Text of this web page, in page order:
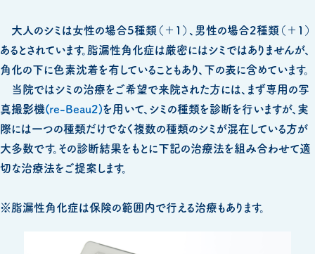
大人のシミは女性の場合5種類（＋1）、男性の場合2種類（＋1）
あるとされています。脂漏性角化症は厳密にはシミではありませんが、
角化の下に色素沈着を有していることもあり、下の表に含めています。
当院ではシミの治療をご希望で来院された方には、まず専用の写
真撮影機(re-Beau2)を用いて、シミの種類を診断を行いますが、実
際には一つの種類だけでなく複数の種類のシミが混在している方が
大多数です。その診断結果をもとに下記の治療法を組み合わせて適
切な治療法をご提案します。
※脂漏性角化症は保険の範囲内で行える治療もあります。